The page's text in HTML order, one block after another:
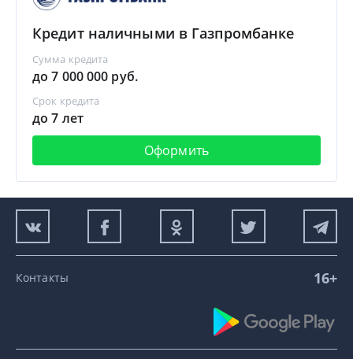
Кредит наличными в Газпромбанке
Сумма кредита
до 7 000 000 руб.
Срок кредита
до 7 лет
Оформить
Контакты 16+